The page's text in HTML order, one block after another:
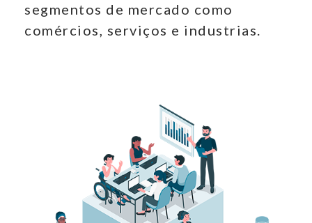
segmentos de mercado como
comércios, serviços e industrias.